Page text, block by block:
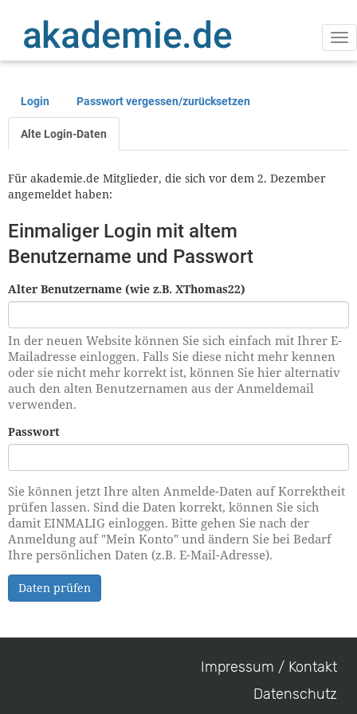
Inhalt
Primäre
Reiter
Login Passwort vergessen/zurücksetzen
Alte Login-Daten
Für akademie.de Mitglieder, die sich vor dem 2. Dezember
angemeldet haben:
Einmaliger Login mit altem
Benutzername und Passwort
Alter Benutzername (wie z.B. XThomas22)
In der neuen Website können Sie sich einfach mit Ihrer E-
Mailadresse einloggen. Falls Sie diese nicht mehr kennen
oder sie nicht mehr korrekt ist, können Sie hier alternativ
auch den alten Benutzernamen aus der Anmeldemail
verwenden.
Passwort
Sie können jetzt Ihre alten Anmelde-Daten auf Korrektheit
prüfen lassen. Sind die Daten korrekt, können Sie sich
damit EINMALIG einloggen. Bitte gehen Sie nach der
Anmeldung auf "Mein Konto" und ändern Sie bei Bedarf
Ihre persönlichen Daten (z.B. E-Mail-Adresse).
Daten prüfen
Impressum / Kontakt
Datenschutz